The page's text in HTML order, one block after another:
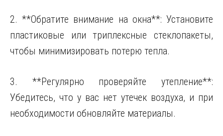
2. **Обратите внимание на окна**: Установите
пластиковые или триплексные стеклопакеты,
чтобы минимизировать потерю тепла.
3. **Регулярно проверяйте утепление**:
Убедитесь, что у вас нет утечек воздуха, и при
необходимости обновляйте материалы.